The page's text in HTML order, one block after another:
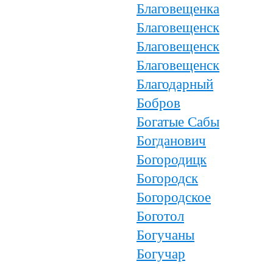
Благовещенка
Благовещенск
Благовещенск
Благовещенск
Благодарный
Бобров
Богатые Сабы
Богданович
Богородицк
Богородск
Богородское
Боготол
Богучаны
Богучар